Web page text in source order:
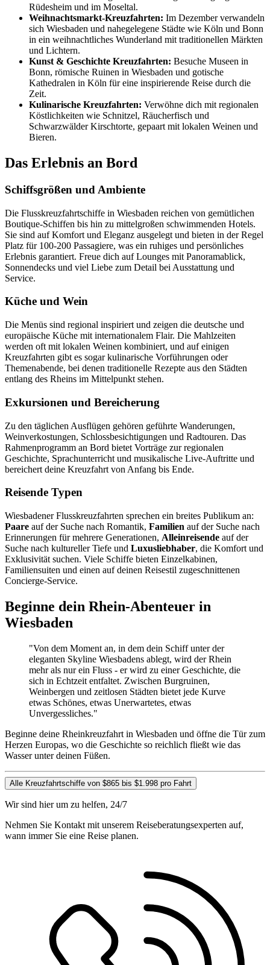
Rüdesheim und im Moseltal.
Weihnachtsmarkt-Kreuzfahrten: Im Dezember verwandeln
sich Wiesbaden und nahegelegene Städte wie Köln und Bonn
in ein weihnachtliches Wunderland mit traditionellen Märkten
und Lichtern.
Kunst & Geschichte Kreuzfahrten: Besuche Museen in
Bonn, römische Ruinen in Wiesbaden und gotische
Kathedralen in Köln für eine inspirierende Reise durch die
Zeit.
Kulinarische Kreuzfahrten: Verwöhne dich mit regionalen
Köstlichkeiten wie Schnitzel, Räucherfisch und
Schwarzwälder Kirschtorte, gepaart mit lokalen Weinen und
Bieren.
Das Erlebnis an Bord
Schiffsgrößen und Ambiente
Die Flusskreuzfahrtschiffe in Wiesbaden reichen von gemütlichen
Boutique-Schiffen bis hin zu mittelgroßen schwimmenden Hotels.
Sie sind auf Komfort und Eleganz ausgelegt und bieten in der Regel
Platz für 100-200 Passagiere, was ein ruhiges und persönliches
Erlebnis garantiert. Freue dich auf Lounges mit Panoramablick,
Sonnendecks und viel Liebe zum Detail bei Ausstattung und
Service.
Küche und Wein
Die Menüs sind regional inspiriert und zeigen die deutsche und
europäische Küche mit internationalem Flair. Die Mahlzeiten
werden oft mit lokalen Weinen kombiniert, und auf einigen
Kreuzfahrten gibt es sogar kulinarische Vorführungen oder
Themenabende, bei denen traditionelle Rezepte aus den Städten
entlang des Rheins im Mittelpunkt stehen.
Exkursionen und Bereicherung
Zu den täglichen Ausflügen gehören geführte Wanderungen,
Weinverkostungen, Schlossbesichtigungen und Radtouren. Das
Rahmenprogramm an Bord bietet Vorträge zur regionalen
Geschichte, Sprachunterricht und musikalische Live-Auftritte und
bereichert deine Kreuzfahrt von Anfang bis Ende.
Reisende Typen
Wiesbadener Flusskreuzfahrten sprechen ein breites Publikum an:
Paare auf der Suche nach Romantik, Familien auf der Suche nach
Erinnerungen für mehrere Generationen, Alleinreisende auf der
Suche nach kultureller Tiefe und Luxusliebhaber, die Komfort und
Exklusivität suchen. Viele Schiffe bieten Einzelkabinen,
Familiensuiten und einen auf deinen Reisestil zugeschnittenen
Concierge-Service.
Beginne dein Rhein-Abenteuer in
Wiesbaden
"Von dem Moment an, in dem dein Schiff unter der
eleganten Skyline Wiesbadens ablegt, wird der Rhein
mehr als nur ein Fluss - er wird zu einer Geschichte, die
sich in Echtzeit entfaltet. Zwischen Burgruinen,
Weinbergen und zeitlosen Städten bietet jede Kurve
etwas Schönes, etwas Unerwartetes, etwas
Unvergessliches."
Beginne deine Rheinkreuzfahrt in Wiesbaden und öffne die Tür zum
Herzen Europas, wo die Geschichte so reichlich fließt wie das
Wasser unter deinen Füßen.
Alle Kreuzfahrtschiffe von $865 bis $1.998 pro Fahrt
Wir sind hier um zu helfen, 24/7
Nehmen Sie Kontakt mit unserem Reiseberatungsexperten auf,
wann immer Sie eine Reise planen.